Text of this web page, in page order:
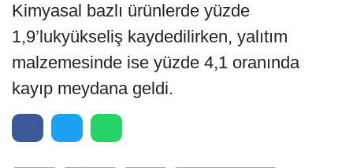
Kimyasal bazlı ürünlerde yüzde
1,9’lukyükseliş kaydedilirken, yalıtım
malzemesinde ise yüzde 4,1 oranında
kayıp meydana geldi.